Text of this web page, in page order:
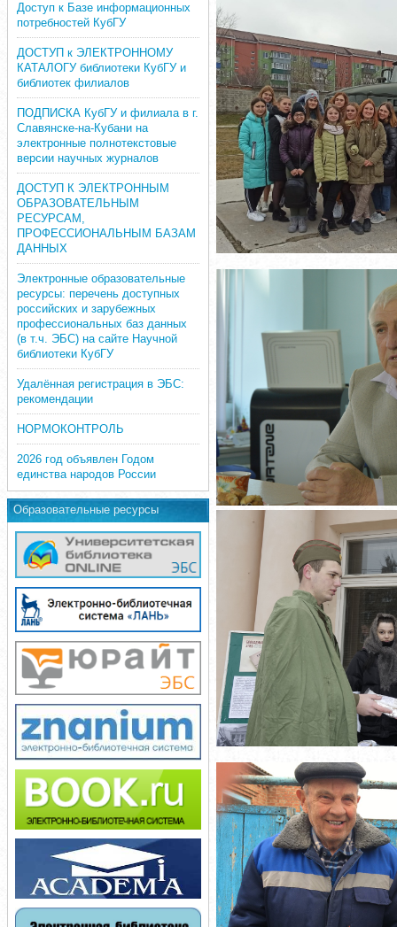
Доступ к Базе информационных
потребностей КубГУ
ДОСТУП к ЭЛЕКТРОННОМУ
КАТАЛОГУ библиотеки КубГУ и
библиотек филиалов
ПОДПИСКА КубГУ и филиала в г.
Славянске-на-Кубани на
электронные полнотекстовые
версии научных журналов
ДОСТУП К ЭЛЕКТРОННЫМ
ОБРАЗОВАТЕЛЬНЫМ
РЕСУРСАМ,
ПРОФЕССИОНАЛЬНЫМ БАЗАМ
ДАННЫХ
Электронные образовательные
ресурсы: перечень доступных
российских и зарубежных
профессиональных баз данных
(в т.ч. ЭБС) на сайте Научной
библиотеки КубГУ
Удалённая регистрация в ЭБС:
рекомендации
НОРМОКОНТРОЛЬ
2026 год объявлен Годом
единства народов России
Образовательные ресурсы